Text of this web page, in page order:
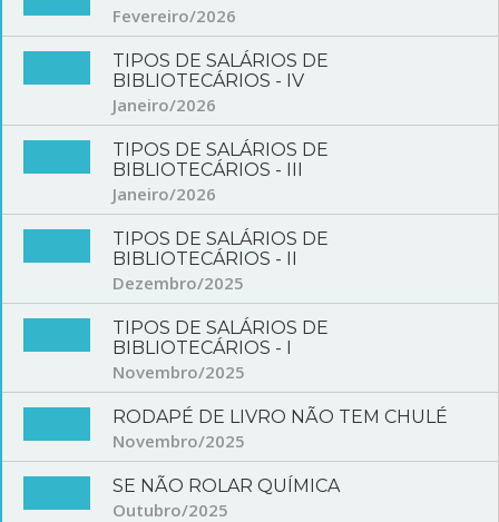
Fevereiro/2026
TIPOS DE SALÁRIOS DE
BIBLIOTECÁRIOS - IV
Janeiro/2026
TIPOS DE SALÁRIOS DE
BIBLIOTECÁRIOS - III
Janeiro/2026
TIPOS DE SALÁRIOS DE
BIBLIOTECÁRIOS - II
Dezembro/2025
TIPOS DE SALÁRIOS DE
BIBLIOTECÁRIOS - I
Novembro/2025
RODAPÉ DE LIVRO NÃO TEM CHULÉ
Novembro/2025
SE NÃO ROLAR QUÍMICA
Outubro/2025